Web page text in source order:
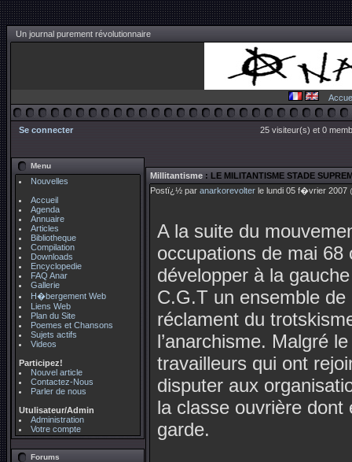
Un journal purement révolutionnaire
Se connecter 25 visiteur(s) et 0
Menu
Nouvelles
Accueil
Agenda
Annuaire
Articles
Bibliotheque
Compilation
Downloads
Encyclopedie
FAQ Anar
Gallerie
H�bergement Web
Liens Web
Plan du Site
Poemes et Chansons
Sujets actifs
Videos
Participez!
Nouvel article
Contactez-Nous
Parler de nous
Utulisateur/Admin
Administration
Votre compte
Forums
Millitantisme : LE MILITANTISME STADE
Postï¿½ par anarkorevolter le lundi 05 f�vrier 2007
A la suite du
occupations de mai 68
développer à la
C.G.T un ensemble
réclament du
l’anarchisme. Malgré
travailleurs qui ont
disputer aux
la classe ouvrière dont
garde.